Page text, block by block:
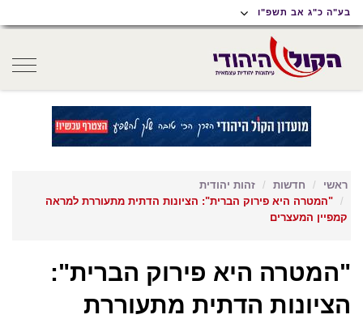
תפריט
נגישות
תפריט
ראשי
תוכן
ראשי
בע"ה כ"ג אב תשפ"ו
ראשי חדשות
זהות יהודית
"המטרה היא פירוק הברית": הציונות הדתית מתעוררת למראה
קמפיין המעצרים
"המטרה היא פירוק הברית":
הציונות הדתית מתעוררת